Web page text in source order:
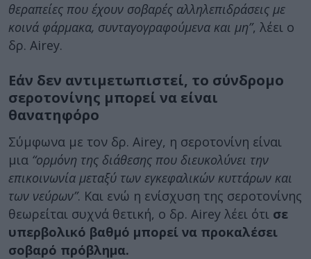
θεραπείες που έχουν σοβαρές αλληλεπιδράσεις με
κοινά φάρμακα, συνταγογραφούμενα και μη”, λέει ο
δρ. Airey.
Εάν δεν αντιμετωπιστεί, το σύνδρομο
σεροτονίνης μπορεί να είναι
θανατηφόρο
Σύμφωνα με τον δρ. Airey, η σεροτονίνη είναι
μια “ορμόνη της διάθεσης που διευκολύνει την
επικοινωνία μεταξύ των εγκεφαλικών κυττάρων και
των νεύρων”. Και ενώ η ενίσχυση της σεροτονίνης
θεωρείται συχνά θετική, ο δρ. Airey λέει ότι σε
υπερβολικό βαθμό μπορεί να προκαλέσει
σοβαρό πρόβλημα.